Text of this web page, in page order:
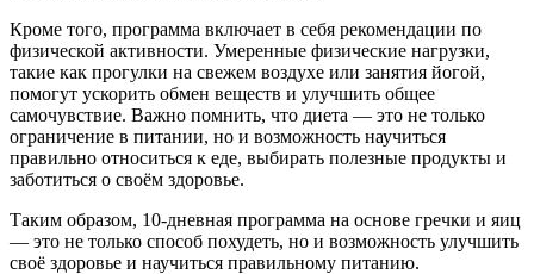
Кроме того, программа включает в себя рекомендации по
физической активности. Умеренные физические нагрузки,
такие как прогулки на свежем воздухе или занятия йогой,
помогут ускорить обмен веществ и улучшить общее
самочувствие. Важно помнить, что диета — это не только
ограничение в питании, но и возможность научиться
правильно относиться к еде, выбирать полезные продукты и
заботиться о своём здоровье.
Таким образом, 10-дневная программа на основе гречки и яиц
— это не только способ похудеть, но и возможность улучшить
своё здоровье и научиться правильному питанию.